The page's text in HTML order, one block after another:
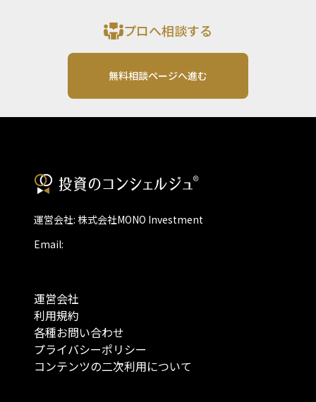
プロへ相談する
無料相談ページへ進む
運営会社: 株式会社MONO Investment
Email:
運営会社
利用規約
各種お問い合わせ
プライバシーポリシー
コンテンツの二次利用について